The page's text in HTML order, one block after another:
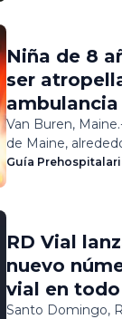
Niña de 8
ser
ambulancia
Van Buren,
de Maine,
Guía
RD Vial
nuevo
vial en
Santo Domingo,